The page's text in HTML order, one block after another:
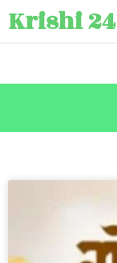
Krishi 24